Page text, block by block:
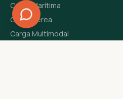
Carga Marítima
Carga Aérea
Carga Multimodal